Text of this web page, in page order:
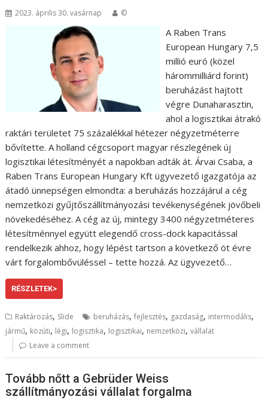
2023. április 30. vasárnap ©
A Raben Trans
European Hungary 7,5
millió euró (közel
hárommilliárd forint)
beruházást hajtott
végre Dunaharasztin,
ahol a logisztikai átrakó
raktári területet 75 százalékkal hétezer négyzetméterre
bővítette. A holland cégcsoport magyar részlegének új
logisztikai létesítményét a napokban adták át. Árvai Csaba, a
Raben Trans European Hungary Kft ügyvezető igazgatója az
átadó ünnepségen elmondta: a beruházás hozzájárul a cég
nemzetközi gyűjtőszállítmányozási tevékenységének jövőbeli
növekedéséhez. A cég az új, mintegy 3400 négyzetméteres
létesítménnyel együtt elegendő cross-dock kapacitással
rendelkezik ahhoz, hogy lépést tartson a következő öt évre
várt forgalombővüléssel – tette hozzá. Az ügyvezető…
RÉSZLETEK>
Raktározás, Slide beruházás,fejlesztés, gazdaság, intermodális,
jármű, közúti, légi, logisztika, logisztikai, nemzetközi,vállalat
Leave a comment
Tovább nőtt a Gebrüder Weiss
szállítmányozási vállalat forgalma